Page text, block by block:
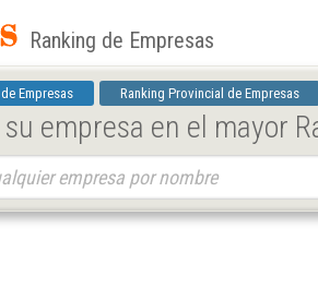
Ranking de Empresas
Empresas Ranking Provincial de Empresas
empresa en el mayor